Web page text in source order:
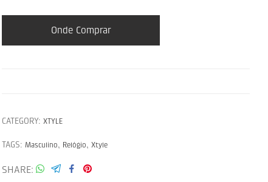
Onde Comprar
CATEGORY: XTYLE
TAGS: Masculino, Relógio, Xtyle
SHARE